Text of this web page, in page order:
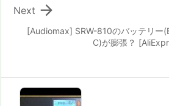
[Audiomax] SRW-810のバッテリー
C)が膨張？

Next